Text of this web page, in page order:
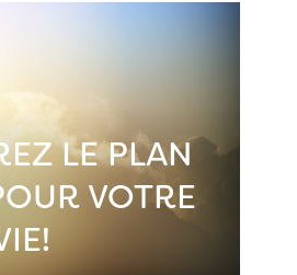
LE PLAN
VOTRE